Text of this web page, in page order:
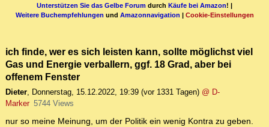
Unterstützen Sie das Gelbe Forum durch Käufe bei Amazon! |
Weitere Buchempfehlungen und Amazonnavigation | Cookie-Einstellungen
ich finde, wer es sich leisten kann, sollte möglichst viel
Gas und Energie verballern, ggf. 18 Grad, aber bei
offenem Fenster
Dieter, Donnerstag, 15.12.2022, 19:39 (vor 1331 Tagen) @ D-
Marker 5744 Views
nur so meine Meinung, um der Politik ein wenig Kontra zu geben.